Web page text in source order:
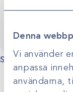
Denna
Vi använder
anpassa
användarna,
Specifikationer